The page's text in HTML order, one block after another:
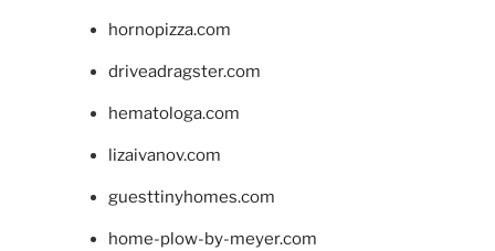
hornopizza.com
driveadragster.com
hematologa.com
lizaivanov.com
guesttinyhomes.com
home-plow-by-meyer.com